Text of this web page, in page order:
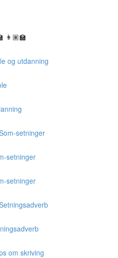
👩🏽‍🏫
og utdanning
setninger
setninger
setninger
om skriving